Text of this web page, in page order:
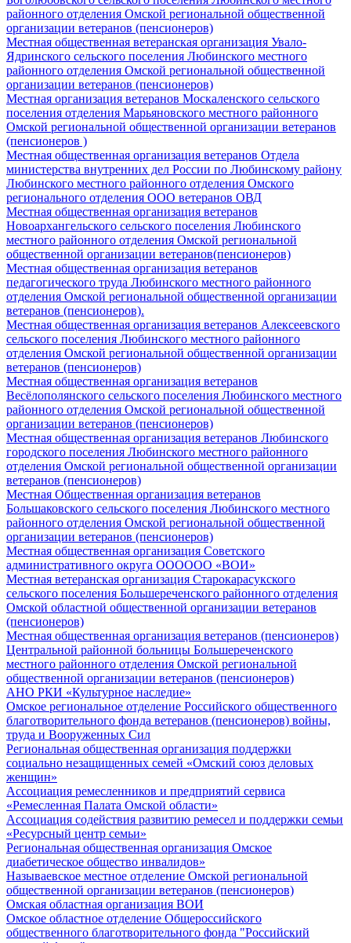
районного отделения Омской региональной общественной
организации ветеранов (пенсионеров)
Местная общественная ветеранская организация Увало-
Ядринского сельского поселения Любинского местного
районного отделения Омской региональной общественной
организации ветеранов (пенсионеров)
Местная организация ветеранов Москаленского сельского
поселения отделения Марьяновского местного районного
Омской региональной общественной организации ветеранов
(пенсионеров )
Местная общественная организация ветеранов Отдела
министерства внутренних дел России по Любинскому району
Любинского местного районного отделения Омского
регионального отделения ООО ветеранов ОВД
Местная общественная организация ветеранов
Новоархангельского сельского поселения Любинского
местного районного отделения Омской региональной
общественной организации ветеранов(пенсионеров)
Местная общественная организация ветеранов
педагогического труда Любинского местного районного
отделения Омской региональной общественной организации
ветеранов (пенсионеров).
Местная общественная организация ветеранов Алексеевского
сельского поселения Любинского местного районного
отделения Омской региональной общественной организации
ветеранов (пенсионеров)
Местная общественная организация ветеранов
Весёлополянского сельского поселения Любинского местного
районного отделения Омской региональной общественной
организации ветеранов (пенсионеров)
Местная общественная организация ветеранов Любинского
городского поселения Любинского местного районного
отделения Омской региональной общественной организации
ветеранов (пенсионеров)
Местная Общественная организация ветеранов
Большаковского сельского поселения Любинского местного
районного отделения Омской региональной общественной
организации ветеранов (пенсионеров)
Местная общественная организация Советского
административного округа ОООООО «ВОИ»
Местная ветеранская организация Старокарасукского
сельского поселения Большереченского районного отделения
Омской областной общественной организации ветеранов
(пенсионеров)
Местная общественная организация ветеранов (пенсионеров)
Центральной районной больницы Большереченского
местного районного отделения Омской региональной
общественной организации ветеранов (пенсионеров)
АНО РКИ «Культурное наследие»
Омское региональное отделение Российского общественного
благотворительного фонда ветеранов (пенсионеров) войны,
труда и Вооруженных Сил
Региональная общественная организация поддержки
социально незащищенных семей «Омский союз деловых
женщин»
Ассоциация ремесленников и предприятий сервиса
«Ремесленная Палата Омской области»
Ассоциация содействия развитию ремесел и поддержки семьи
«Ресурсный центр семьи»
Региональная общественная организация Омское
диабетическое общество инвалидов»
Называевское местное отделение Омской региональной
общественной организации ветеранов (пенсионеров)
Омская областная организация ВОИ
Омское областное отделение Общероссийского
общественного благотворительного фонда "Российский